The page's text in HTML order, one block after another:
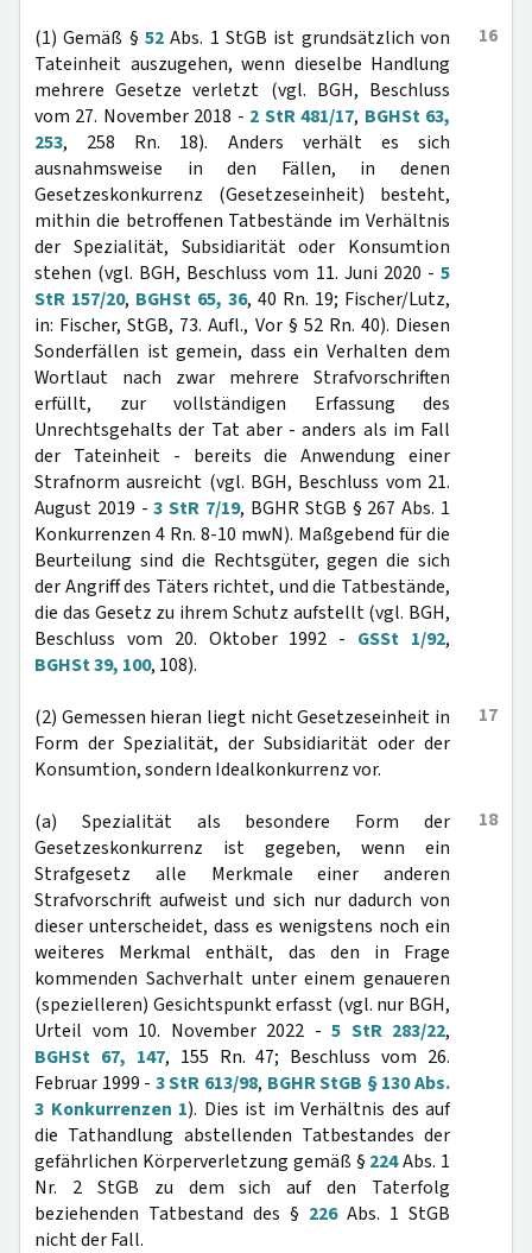
16
(1) Gemäß § 52 Abs. 1 StGB ist grundsätzlich von
Tateinheit auszugehen, wenn dieselbe Handlung
mehrere Gesetze verletzt (vgl. BGH, Beschluss
vom 27. November 2018 - 2 StR 481/17, BGHSt 63,
253, 258 Rn. 18). Anders verhält es sich
ausnahmsweise in den Fällen, in denen
Gesetzeskonkurrenz (Gesetzeseinheit) besteht,
mithin die betroffenen Tatbestände im Verhältnis
der Spezialität, Subsidiarität oder Konsumtion
stehen (vgl. BGH, Beschluss vom 11. Juni 2020 - 5
StR 157/20, BGHSt 65, 36, 40 Rn. 19; Fischer/Lutz,
in: Fischer, StGB, 73. Aufl., Vor § 52 Rn. 40). Diesen
Sonderfällen ist gemein, dass ein Verhalten dem
Wortlaut nach zwar mehrere Strafvorschriften
erfüllt, zur vollständigen Erfassung des
Unrechtsgehalts der Tat aber - anders als im Fall
der Tateinheit - bereits die Anwendung einer
Strafnorm ausreicht (vgl. BGH, Beschluss vom 21.
August 2019 -3 StR 7/19, BGHR StGB § 267 Abs. 1
Konkurrenzen 4 Rn. 8-10 mwN). Maßgebend für die
Beurteilung sind die Rechtsgüter, gegen die sich
der Angriff des Täters richtet, und die Tatbestände,
die das Gesetz zu ihrem Schutz aufstellt (vgl. BGH,
Beschluss vom 20. Oktober 1992 - GSSt 1/92,
BGHSt 39, 100, 108).
17
(2) Gemessen hieran liegt nicht Gesetzeseinheit in
Form der Spezialität, der Subsidiarität oder der
Konsumtion, sondern Idealkonkurrenz vor.
18
(a) Spezialität als besondere Form der
Gesetzeskonkurrenz ist gegeben, wenn ein
Strafgesetz alle Merkmale einer anderen
Strafvorschrift aufweist und sich nur dadurch von
dieser unterscheidet, dass es wenigstens noch ein
weiteres Merkmal enthält, das den in Frage
kommenden Sachverhalt unter einem genaueren
(spezielleren) Gesichtspunkt erfasst (vgl. nur BGH,
Urteil vom 10. November 2022 - 5 StR 283/22,
BGHSt 67, 147, 155 Rn. 47; Beschluss vom 26.
Februar 1999 - 3 StR 613/98, BGHR StGB § 130 Abs.
3 Konkurrenzen 1). Dies ist im Verhältnis des auf
die Tathandlung abstellenden Tatbestandes der
gefährlichen Körperverletzung gemäß § 224Abs. 1
Nr. 2 StGB zu dem sich auf den Taterfolg
beziehenden Tatbestand des § 226Abs. 1 StGB
nicht der Fall.